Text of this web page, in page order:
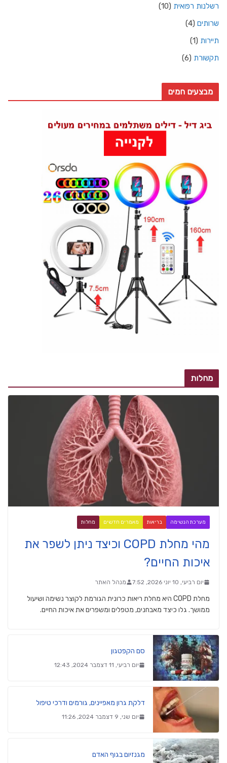
רשלנות רפואית (10)
שרותים (4)
תיירות (1)
תקשורת (6)
מבצעים חמים
מחלות
מערכת הנשימה בריאות מאמרים חדשים מחלות
מהי מחלת COPD וכיצד ניתן לשפר את
איכות החיים?
יום רביעי, 10 יוני 2026, 7:52 מנהל האתר
מחלת COPD היא מחלת ריאות כרונית הגורמת לקוצר נשימה ושיעול
ממושך. גלו כיצד מאבחנים, מטפלים ומשפרים את איכות החיים.
סם הקפטגון
יום רביעי, 11 דצמבר 2024, 12:43
דלקת גרון מאפיינים, גורמים ודרכי טיפול
יום שני, 9 דצמבר 2024, 11:26
מגנזיום בגוף האדם